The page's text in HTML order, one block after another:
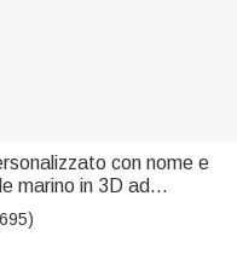
con nome e
marino in 3D ad
morbido e oversize